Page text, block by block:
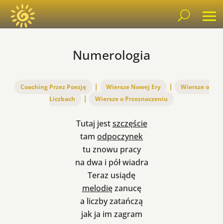
Numerologia
Coaching Przez Poezję | Wiersze Nowej Ery |
Wiersze o
Liczbach
| Wiersze o Przeznaczeniu
Tutaj jestszczęście
tam odpoczynek
tu znowu pracy
na dwa i pół wiadra
Teraz usiądę
melodięzanucę
a liczby zatańczą
jak ja im zagram